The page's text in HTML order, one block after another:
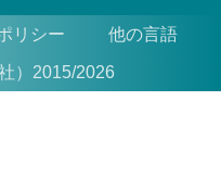
リシー 他の言語
）2015/2026